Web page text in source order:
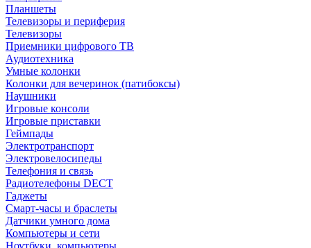
Планшеты
Телевизоры и периферия
Телевизоры
Приемники цифрового ТВ
Аудиотехника
Умные колонки
Колонки для вечеринок (патибоксы)
Наушники
Игровые консоли
Игровые приставки
Геймпады
Электротранспорт
Электровелосипеды
Телефония и связь
Радиотелефоны DECT
Гаджеты
Смарт-часы и браслеты
Датчики умного дома
Компьютеры и сети
Ноутбуки, компьютеры